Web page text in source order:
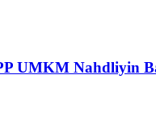
UMKM Nahdliyin